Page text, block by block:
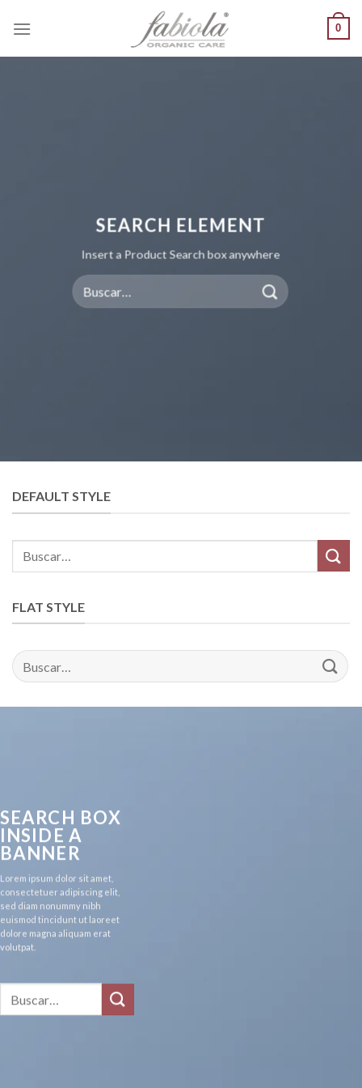
0
SEARCH ELEMENT
Insert a Product Search box anywhere
Buscar
por:
DEFAULT STYLE
FLAT STYLE
Buscar
por:
SEARCH BOX
INSIDE A
BANNER
Lorem ipsum dolor sit amet,
consectetuer adipiscing elit,
sed diam nonummy nibh
euismod tincidunt ut laoreet
dolore magna aliquam erat
volutpat.
por: